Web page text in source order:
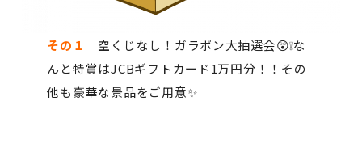
その１
空くじなし！ガラポン大抽選会😲❕な
んと特賞はJCBギフトカード1万円分！！その
他も豪華な景品をご用意✨